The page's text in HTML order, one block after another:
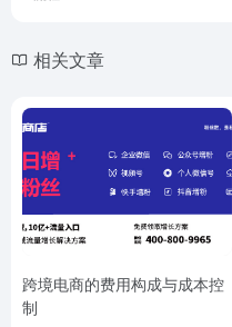
相关文章
跨境电商的费用构成与成本控
制